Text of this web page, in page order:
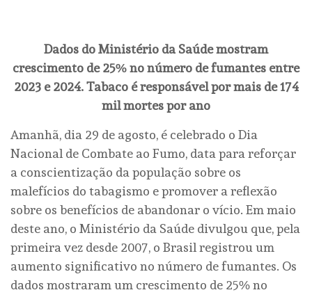
Dados do Ministério da Saúde mostram
crescimento de 25% no número de fumantes entre
2023 e 2024. Tabaco é responsável por mais de 174
mil mortes por ano
Amanhã, dia 29 de agosto, é celebrado o Dia
Nacional de Combate ao Fumo, data para reforçar
a conscientização da população sobre os
malefícios do tabagismo e promover a reflexão
sobre os benefícios de abandonar o vício. Em maio
deste ano, o Ministério da Saúde divulgou que, pela
primeira vez desde 2007, o Brasil registrou um
aumento significativo no número de fumantes. Os
dados mostraram um crescimento de 25% no